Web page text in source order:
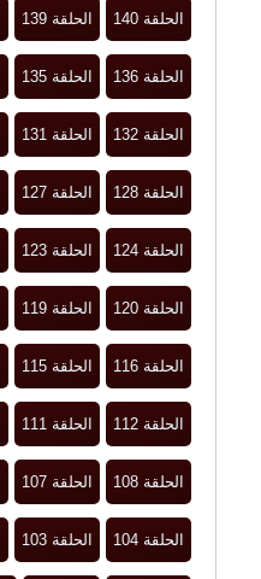
الحلقة 140 الحلقة 139
الحلقة 136 الحلقة 135
الحلقة 132 الحلقة 131
الحلقة 128 الحلقة 127
الحلقة 124 الحلقة 123
الحلقة 120 الحلقة 119
الحلقة 116 الحلقة 115
الحلقة 112 الحلقة 111
الحلقة 108 الحلقة 107
الحلقة 104 الحلقة 103